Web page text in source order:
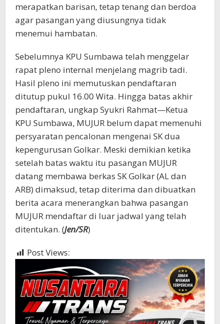
merapatkan barisan, tetap tenang dan berdoa
agar pasangan yang diusungnya tidak
menemui hambatan.
Sebelumnya KPU Sumbawa telah menggelar
rapat pleno internal menjelang magrib tadi.
Hasil pleno ini memutuskan pendaftaran
ditutup pukul 16.00 Wita. Hingga batas akhir
pendaftaran, ungkap Syukri Rahmat—Ketua
KPU Sumbawa, MUJUR belum dapat memenuhi
persyaratan pencalonan mengenai SK dua
kepengurusan Golkar. Meski demikian ketika
setelah batas waktu itu pasangan MUJUR
datang membawa berkas SK Golkar (AL dan
ARB) dimaksud, tetap diterima dan dibuatkan
berita acara menerangkan bahwa pasangan
MUJUR mendaftar di luar jadwal yang telah
ditentukan. (Jen/SR)
Post Views: